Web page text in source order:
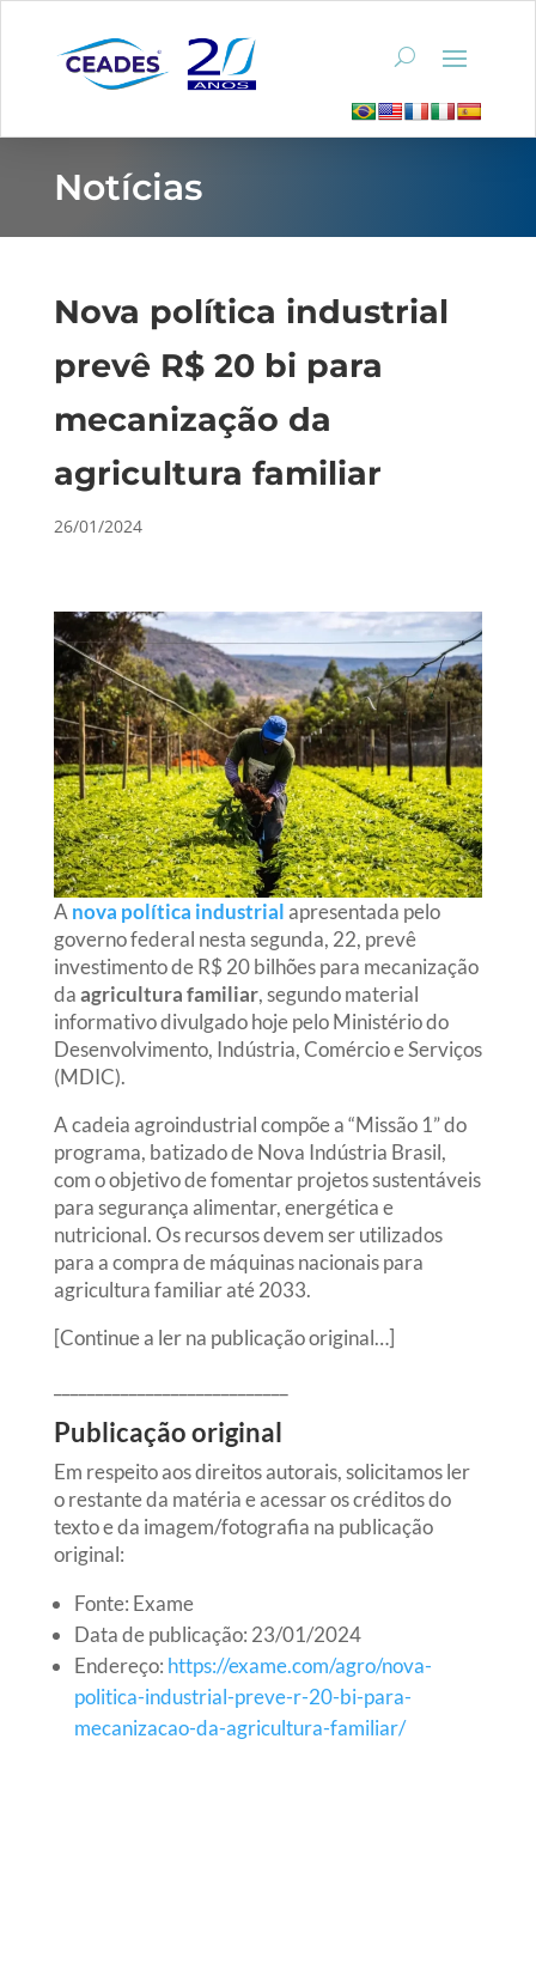
Notícias
Nova política industrial
prevê R$ 20 bi para
mecanização da
agricultura familiar
26/01/2024
A nova política industrialapresentada pelo
governo federal nesta segunda, 22, prevê
investimento de R$ 20 bilhões para mecanização
daagricultura familiar, segundo material
informativo divulgado hoje pelo Ministério do
Desenvolvimento, Indústria, Comércio e Serviços
(MDIC).
A cadeia agroindustrial compõe a “Missão 1” do
programa, batizado de Nova Indústria Brasil,
com o objetivo de fomentar projetos sustentáveis
para segurança alimentar, energética e
nutricional. Os recursos devem ser utilizados
para a compra de máquinas nacionais para
agricultura familiar até 2033.
[Continue a ler na publicação original…]
Publicação original
Em respeito aos direitos autorais, solicitamos ler
o restante da matéria e acessar os créditos do
texto e da imagem/fotografia na publicação
original:
Fonte: Exame
Data de publicação: 23/01/2024
Endereço: https://exame.com/agro/nova-
politica-industrial-preve-r-20-bi-para-
mecanizacao-da-agricultura-familiar/